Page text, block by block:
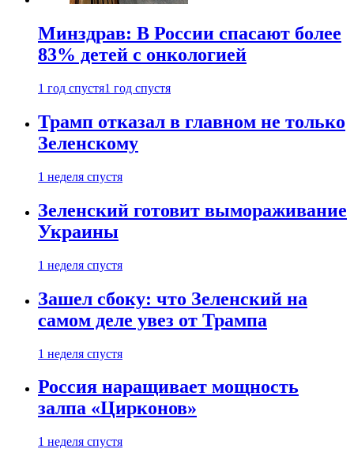
Минздрав: В России спасают более
83% детей с онкологией
1 год спустя1 год спустя
Трамп отказал в главном не только
Зеленскому
1 неделя спустя
Зеленский готовит вымораживание
Украины
1 неделя спустя
Зашел сбоку: что Зеленский на
самом деле увез от Трампа
1 неделя спустя
Россия наращивает мощность
залпа «Цирконов»
1 неделя спустя